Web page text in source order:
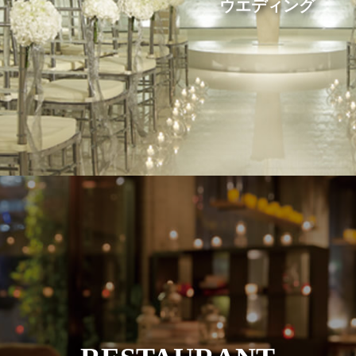
ウエディング